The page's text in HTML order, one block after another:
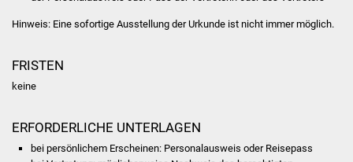
Hitzewarnung / UV-
Hinweis: Eine sofortige Ausstellung der Urkunde ist nicht immer möglich.
FRISTEN
keine
ERFORDERLICHE UNTERLAGEN
bei persönlichem Erscheinen: Personalausweis oder Reisepass